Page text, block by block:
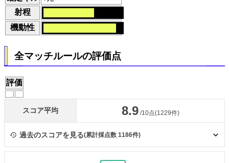
射程
機動性
全マッチルールの評価点
評価